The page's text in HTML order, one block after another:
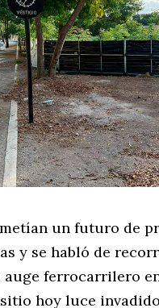
un futuro de
y se habló de
ferrocarrilero
hoy luce